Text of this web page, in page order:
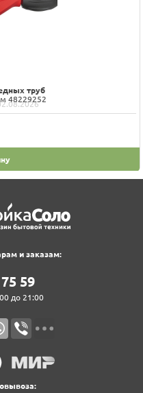
труб
48229252
и заказам:
5‍9‍
до 21:00